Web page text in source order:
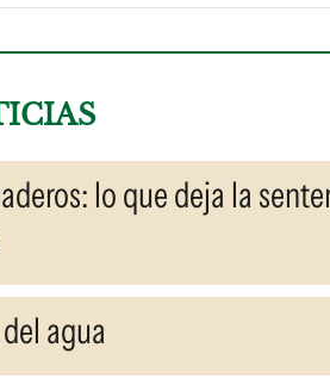
lo que deja la
agua